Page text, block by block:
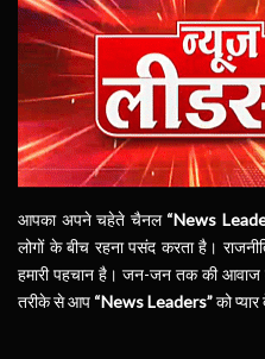
आपका अपने चहेते चैनल “News
लोगों के बीच रहना पसंद करता है।
हमारी पहचान है। जन-जन तक की आवाज
तरीके से आप “News Leaders”को